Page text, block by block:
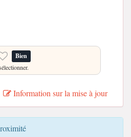
Bien
Information sur la mise à jour